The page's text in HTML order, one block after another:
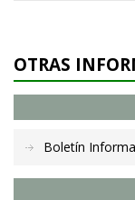
OTRAS
Boletín